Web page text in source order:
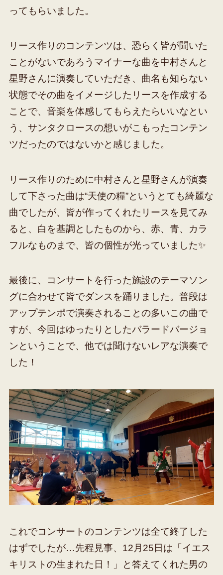
ってもらいました。
リース作りのコンテンツは、恐らく皆が聞いた
ことがないであろうマイナーな曲を中村さんと
星野さんに演奏していただき、曲名も知らない
状態でその曲をイメージしたリースを作成する
ことで、音楽を体感してもらえたらいいなとい
う、サンタクロースの想いがこもったコンテン
ツだったのではないかと感じました。
リース作りのために中村さんと星野さんが演奏
して下さった曲は“天使の糧”というとても綺麗な
曲でしたが、皆が作ってくれたリースを見てみ
ると、白を基調としたものから、赤、青、カラ
フルなものまで、皆の個性が光っていました✨
最後に、コンサートを行った施設のテーマソン
グに合わせて皆でダンスを踊りました。普段は
アップテンポで演奏されることの多いこの曲で
すが、今回はゆったりとしたバラードバージョ
ンということで、他では聞けないレアな演奏で
した！
これでコンサートのコンテンツは全て終了した
はずでしたが…先程見事、12月25日は「イエス
キリストの生まれた日！」と答えてくれた男の